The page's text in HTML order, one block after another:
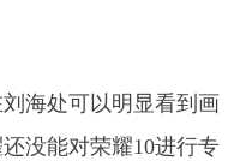
海处可以明显看到画
没能对荣耀10进行专